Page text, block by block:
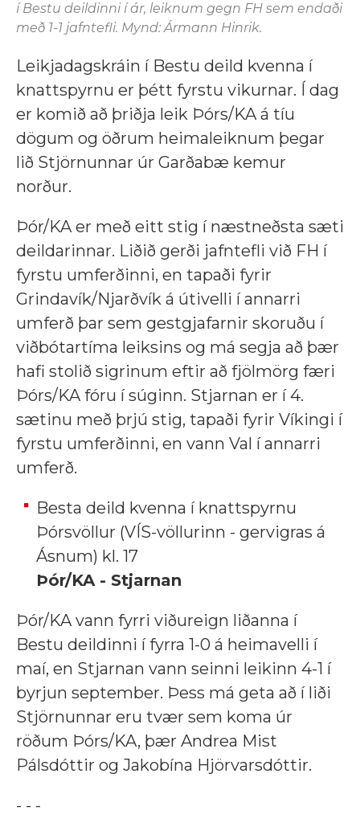
í Bestu deildinni í ár, leiknum gegn FH sem endaði
með 1-1 jafntefli. Mynd: Ármann Hinrik.
Leikjadagskráin í Bestu deild kvenna í
knattspyrnu er þétt fyrstu vikurnar. Í dag
er komið að þriðja leik Þórs/KA á tíu
dögum og öðrum heimaleiknum þegar
lið Stjörnunnar úr Garðabæ kemur
norður.
Þór/KA er með eitt stig í næstneðsta sæti
deildarinnar. Liðið gerði jafntefli við FH í
fyrstu umferðinni, en tapaði fyrir
Grindavík/Njarðvík á útivelli í annarri
umferð þar sem gestgjafarnir skoruðu í
viðbótartíma leiksins og má segja að þær
hafi stolið sigrinum eftir að fjölmörg færi
Þórs/KA fóru í súginn. Stjarnan er í 4.
sætinu með þrjú stig, tapaði fyrir Víkingi í
fyrstu umferðinni, en vann Val í annarri
umferð.
Besta deild kvenna í knattspyrnu
Þórsvöllur (VÍS-völlurinn - gervigras á
Ásnum) kl. 17
Þór/KA - Stjarnan
Þór/KA vann fyrri viðureign liðanna í
Bestu deildinni í fyrra 1-0 á heimavelli í
maí, en Stjarnan vann seinni leikinn 4-1 í
byrjun september. Þess má geta að í liði
Stjörnunnar eru tvær sem koma úr
röðum Þórs/KA, þær Andrea Mist
Pálsdóttir og Jakobína Hjörvarsdóttir.
- - -